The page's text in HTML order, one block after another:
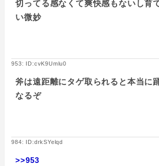
切ってる感なくて爽快感もないし育
い微妙
953: ID:cvK9Umlu0
斧は遠距離にタゲ取られると本当に
なるぞ
984: ID:drkSYelqd
>>953